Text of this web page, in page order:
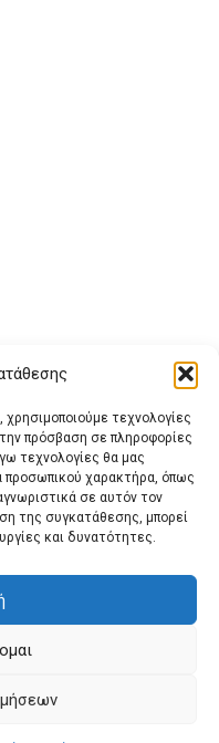
χρησιμοποιούμε τεχνολογίες
πρόσβαση σε πληροφορίες
τεχνολογίες θα μας
προσωπικού χαρακτήρα, όπως
σε αυτόν τον
της συγκατάθεσης, μπορεί
και δυνατότητες.
ΟΡΟΙ ΧΡΗΣΗΣ